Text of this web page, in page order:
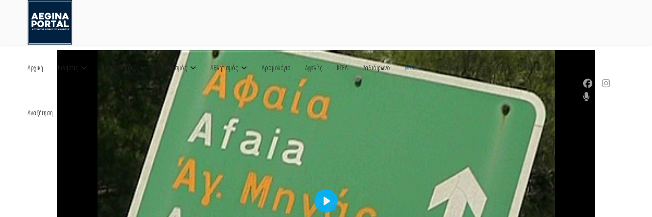
Αρχική Ειδήσεις Αυτοδιοικητικά Πολιτισμός Αθλητισμός Δρομολόγια Αγγελίες ΚΤΕΛ Ραδιόφωνο WebTV Επικοινωνία Κατάλογος επιχειρήσεων
Αναζήτηση